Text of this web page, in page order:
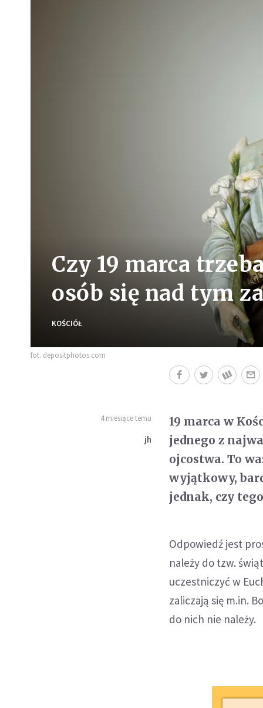
Czy 19 marca
osób się nad tym
KOŚCIÓŁ
fot. depositphotos.com
4 miesiące temu
jh
19 marca w
jednego z
ojcostwa. To
wyjątkowy,
jednak, czy
Odpowiedź jest
należy do tzw.
uczestniczyć w
zaliczają się m.in.
do nich nie należy.